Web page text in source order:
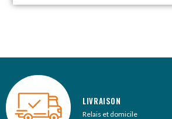
LIVRAISON
Relais et domicile